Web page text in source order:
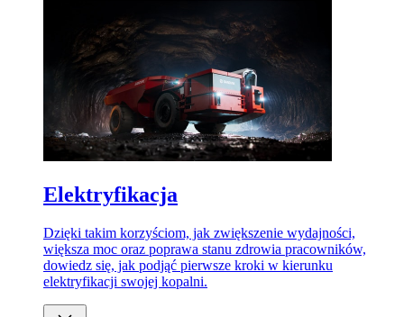
Elektryfikacja
Dzięki takim korzyściom, jak zwiększenie wydajności,
większa moc oraz poprawa stanu zdrowia pracowników,
dowiedz się, jak podjąć pierwsze kroki w kierunku
elektryfikacji swojej kopalni.